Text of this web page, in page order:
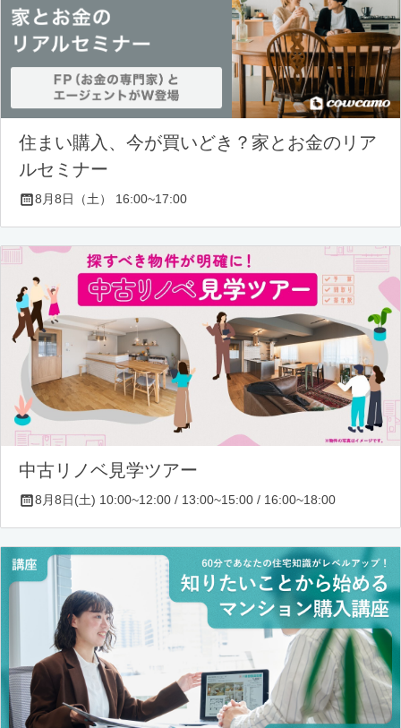
住まい購入、今が買いどき？家とお金のリア
ルセミナー
8月8日（土） 16:00~17:00
中古リノベ見学ツアー
8月8日(土) 10:00~12:00 / 13:00~15:00 / 16:00~18:00